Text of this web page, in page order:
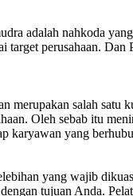
adalah nahkoda
perusahaan.
merupakan salah
Oleh sebab itu
karyawan yang
yang wajib
tujuan Anda.